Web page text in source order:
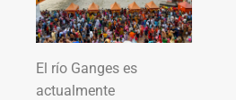
El río Ganges es
actualmente